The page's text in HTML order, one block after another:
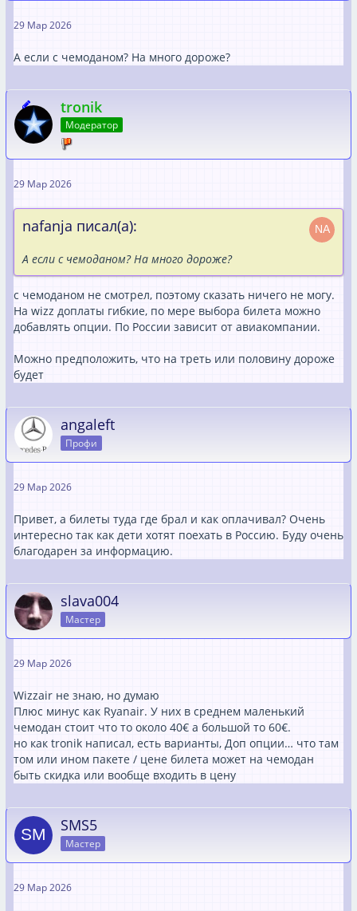
29 Мар 2026
А если с чемоданом? На много дороже?
tronik
Модератор
29 Мар 2026
nafanja писал(а):
А если с чемоданом? На много дороже?
с чемоданом не смотрел, поэтому сказать ничего не могу.
На wizz доплаты гибкие, по мере выбора билета можно
добавлять опции. По России зависит от авиакомпании.
Можно предположить, что на треть или половину дороже
будет
angaleft
Профи
29 Мар 2026
Привет, а билеты туда где брал и как оплачивал? Очень
интересно так как дети хотят поехать в Россию. Буду очень
благодарен за информацию.
slava004
Мастер
29 Мар 2026
Wizzair не знаю, но думаю
Плюс минус как Ryanair. У них в среднем маленький
чемодан стоит что то около 40€ а большой то 60€.
но как tronik написал, есть варианты, Доп опции… что там
том или ином пакете / цене билета может на чемодан
быть скидка или вообще входить в цену
SMS5
Мастер
29 Мар 2026